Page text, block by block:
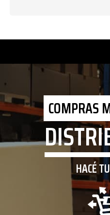
COMPRAS
HACÉ